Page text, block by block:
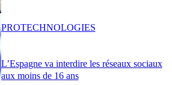
L’Espagne va interdire les réseaux sociaux
aux moins de 16 ans
PROTECHNOLOGIES